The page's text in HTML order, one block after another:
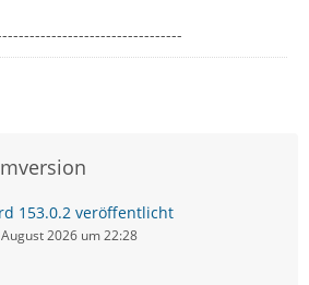
153.0.2 veröffentlicht
2026 um 22:28